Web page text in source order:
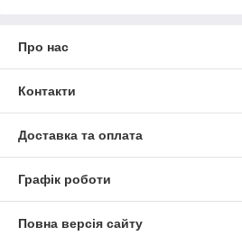
Про нас
Контакти
Доставка та оплата
Графік роботи
Повна версія сайту